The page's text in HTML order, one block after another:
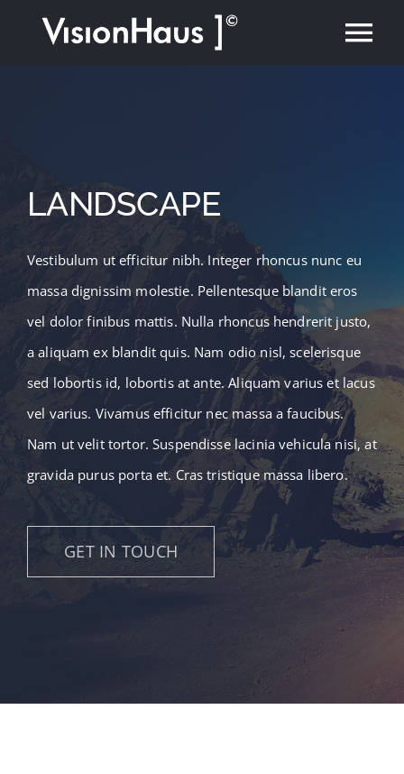
Leistungen
LANDSCAPE
Vestibulum ut efficitur nibh. Integer rhoncus nunc eu
massa dignissim molestie. Pellentesque blandit eros
vel dolor finibus mattis. Nulla rhoncus hendrerit justo,
a aliquam ex blandit quis. Nam odio nisl, scelerisque
sed lobortis id, lobortis at ante. Aliquam varius et lacus
vel varius. Vivamus efficitur nec massa a faucibus.
Nam ut velit tortor. Suspendisse lacinia vehicula nisi, at
gravida purus porta et. Cras tristique massa libero.
GET IN TOUCH